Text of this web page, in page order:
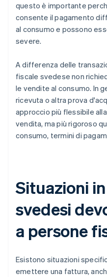
questo è importante
consente il pagamento
al consumo e possono
severe.
A differenza delle
fiscale svedese non
le vendite al consumo. In
ricevuta o altra prova
approccio più flessibile
vendita, ma più rigoroso
consumo, termini di
Situazioni
svedesi
a persone
Esistono situazioni
emettere una fattura,